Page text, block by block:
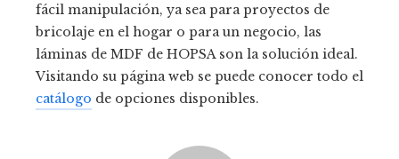
fácil manipulación, ya sea para proyectos de
bricolaje en el hogar o para un negocio, las
láminas de MDF de HOPSA son la solución ideal.
Visitando su página web se puede conocer todo el
catálogo de opciones disponibles.